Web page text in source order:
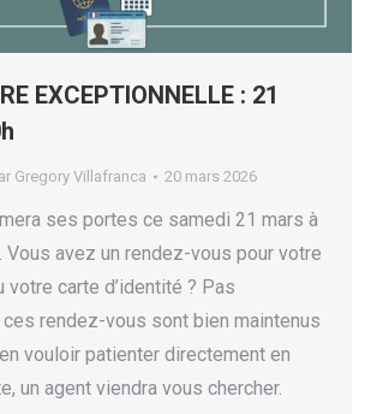
EXCEPTIONNELLE : 21
Gregory Villafranca 20 mars 2026
ses portes ce samedi 21 mars à
Vous avez un rendez-vous pour votre
votre carte d’identité ? Pas
ces rendez-vous sont bien maintenus
vouloir patienter directement en
un agent viendra vous chercher.